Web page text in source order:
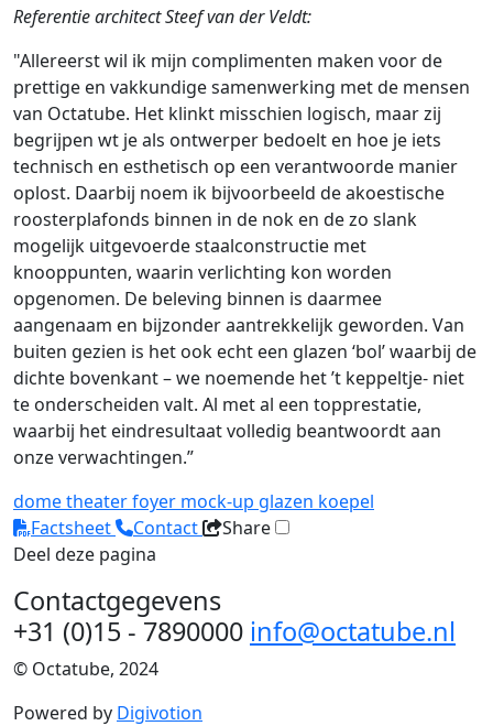
Referentie architect Steef van der Veldt:
"Allereerst wil ik mijn complimenten maken voor de
prettige en vakkundige samenwerking met de mensen
van Octatube. Het klinkt misschien logisch, maar zij
begrijpen wt je als ontwerper bedoelt en hoe je iets
technisch en esthetisch op een verantwoorde manier
oplost. Daarbij noem ik bijvoorbeeld de akoestische
roosterplafonds binnen in de nok en de zo slank
mogelijk uitgevoerde staalconstructie met
knooppunten, waarin verlichting kon worden
opgenomen. De beleving binnen is daarmee
aangenaam en bijzonder aantrekkelijk geworden. Van
buiten gezien is het ook echt een glazen ‘bol’ waarbij de
dichte bovenkant – we noemende het ’t keppeltje- niet
te onderscheiden valt. Al met al een topprestatie,
waarbij het eindresultaat volledig beantwoordt aan
onze verwachtingen.”
dometheaterfoyer mock-up glazen koepel
Factsheet
Contact
Share
Deel deze pagina
Contactgegevens
+31 (0)15 - 7890000 info@octatube.nl
© Octatube, 2024
Powered by Digivotion